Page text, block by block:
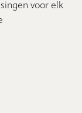
voor elk